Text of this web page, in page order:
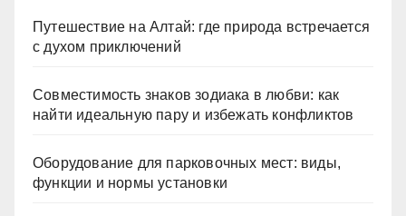
Путешествие на Алтай: где природа встречается
с духом приключений
Совместимость знаков зодиака в любви: как
найти идеальную пару и избежать конфликтов
Оборудование для парковочных мест: виды,
функции и нормы установки